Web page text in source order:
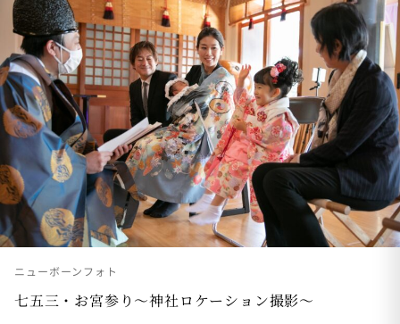
ニューボーンフォト
七五三・お宮参り〜神社ロケーション撮影〜